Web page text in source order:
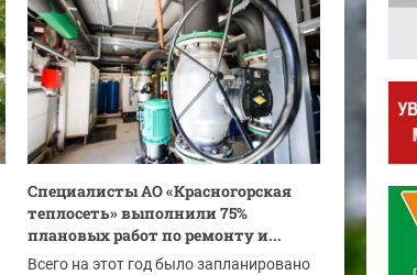
Специалисты АО «Красногорская
теплосеть» выполнили 75%
плановых работ по ремонту и...
Всего на этот год было запланировано